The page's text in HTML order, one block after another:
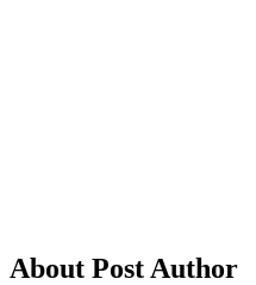
About Post Author